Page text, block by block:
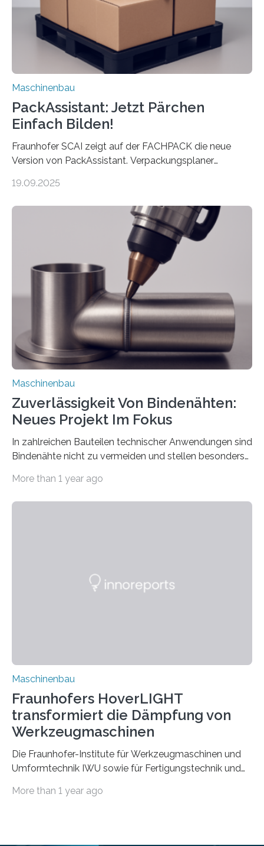
Auftrag kann das Umrüsten…
Maschinenbau
PackAssistant: Jetzt Pärchen
Einfach Bilden!
Fraunhofer SCAI zeigt auf der FACHPACK die neue
Version von PackAssistant. Verpackungsplaner
Automobil, Maschinenbau und in der Zulieferindustrie.
Teile als eine Einheit verpacken. Die Anordnung kann
der Benutzer vorgeben und erhält so mehr Kontrolle
über die Positionierung der Bauteile. Die ebenfalls neue
Automatisierungsschnittstelle dient dazu, die Software
besser in spezifische Unternehmensprozesse
einzubinden. Sankt Augustin – Zur Messe FACHPACK
vom 23. bis 25. September in Nürnberg…
19.09.2025
Maschinenbau
Zuverlässigkeit Von Bindenähten:
Neues Projekt Im Fokus
In zahlreichen Bauteilen technischer Anwendungen sind
Bindenähte nicht zu vermeiden und stellen besonders
Matrixmaterials eine große Herausforderung dar.
Durch den verstärkten Einsatz von Rezyklaten
More than 1 year ago
Maschinenbau
Fraunhofers HoverLIGHT
transformiert die Dämpfung von
Werkzeugmaschinen
Die Fraunhofer-Institute für Werkzeugmaschinen und
Umformtechnik IWU sowie für Fertigungstechnik und
Durchbruch in der Materialforschung erzielt: Der
More than 1 year ago